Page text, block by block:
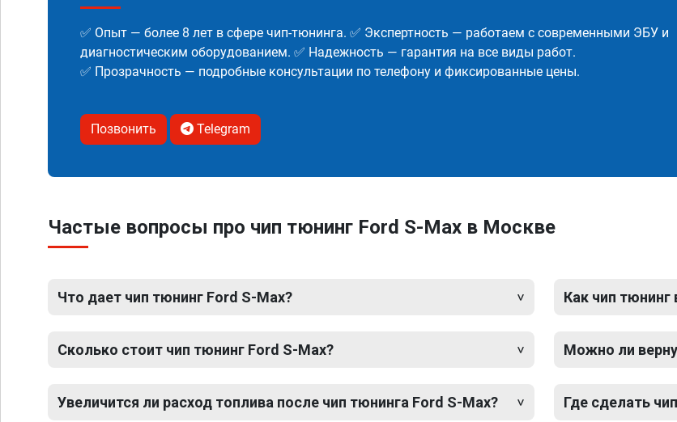
✅ Опыт — более 8 лет в сфере чип-тюнинга. ✅ Экспертность — работаем с современными ЭБУ и
диагностическим оборудованием. ✅ Надежность — гарантия на все виды работ.
✅ Прозрачность — подробные консультации по телефону и фиксированные цены.
Позвонить Telegram
Частые вопросы про чип тюнинг Ford S-Max в Москве
Что дает чип тюнинг Ford S-Max?
Сколько стоит чип тюнинг Ford S-Max?
Увеличится ли расход топлива после чип тюнинга Ford S-Max?
Как чип тюнинг
Можно ли
Где сделать